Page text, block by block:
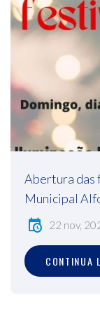
Abertura das
Municipal
22 nov,
CONTINUA